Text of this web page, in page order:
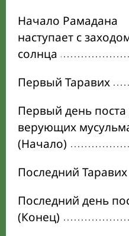
Начало Рамадана
наступает с
солнца
Первый Таравих
Первый день поста
верующих
(Начало)
Последний Таравих
Последний день
(Конец)